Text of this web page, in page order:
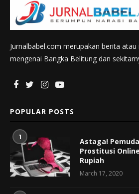
Jurnalbabel.com merupakan berita
mengenai Bangka Belitung dan
POPULAR POSTS
1
Astaga!
Prostitusi
Rupiah
March 17, 2020